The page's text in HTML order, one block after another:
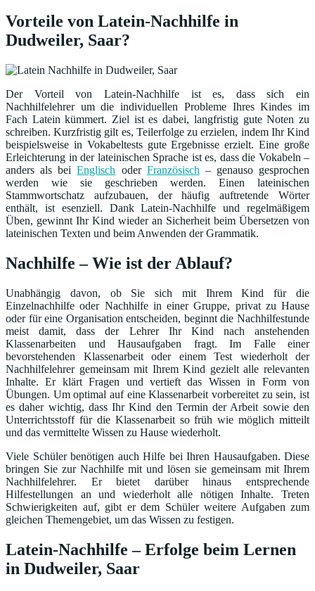
Vorteile von Latein-Nachhilfe in
Dudweiler, Saar?
Der Vorteil von Latein-Nachhilfe ist es, dass sich ein
Nachhilfelehrer um die individuellen Probleme Ihres Kindes im
Fach Latein kümmert. Ziel ist es dabei, langfristig gute Noten zu
schreiben. Kurzfristig gilt es, Teilerfolge zu erzielen, indem Ihr Kind
beispielsweise in Vokabeltests gute Ergebnisse erzielt. Eine große
Erleichterung in der lateinischen Sprache ist es, dass die Vokabeln –
anders als beiEnglisch oder Französisch – genauso gesprochen
werden wie sie geschrieben werden. Einen lateinischen
Stammwortschatz aufzubauen, der häufig auftretende Wörter
enthält, ist esenziell. Dank Latein-Nachhilfe und regelmäßigem
Üben, gewinnt Ihr Kind wieder an Sicherheit beim Übersetzen von
lateinischen Texten und beim Anwenden der Grammatik.
Nachhilfe – Wie ist der Ablauf?
Unabhängig davon, ob Sie sich mit Ihrem Kind für die
Einzelnachhilfe oder Nachhilfe in einer Gruppe, privat zu Hause
oder für eine Organisation entscheiden, beginnt die Nachhilfestunde
meist damit, dass der Lehrer Ihr Kind nach anstehenden
Klassenarbeiten und Hausaufgaben fragt. Im Falle einer
bevorstehenden Klassenarbeit oder einem Test wiederholt der
Nachhilfelehrer gemeinsam mit Ihrem Kind gezielt alle relevanten
Inhalte. Er klärt Fragen und vertieft das Wissen in Form von
Übungen. Um optimal auf eine Klassenarbeit vorbereitet zu sein, ist
es daher wichtig, dass Ihr Kind den Termin der Arbeit sowie den
Unterrichtsstoff für die Klassenarbeit so früh wie möglich mitteilt
und das vermittelte Wissen zu Hause wiederholt.
Viele Schüler benötigen auch Hilfe bei Ihren Hausaufgaben. Diese
bringen Sie zur Nachhilfe mit und lösen sie gemeinsam mit Ihrem
Nachhilfelehrer. Er bietet darüber hinaus entsprechende
Hilfestellungen an und wiederholt alle nötigen Inhalte. Treten
Schwierigkeiten auf, gibt er dem Schüler weitere Aufgaben zum
gleichen Themengebiet, um das Wissen zu festigen.
Latein-Nachhilfe – Erfolge beim Lernen
in Dudweiler, Saar